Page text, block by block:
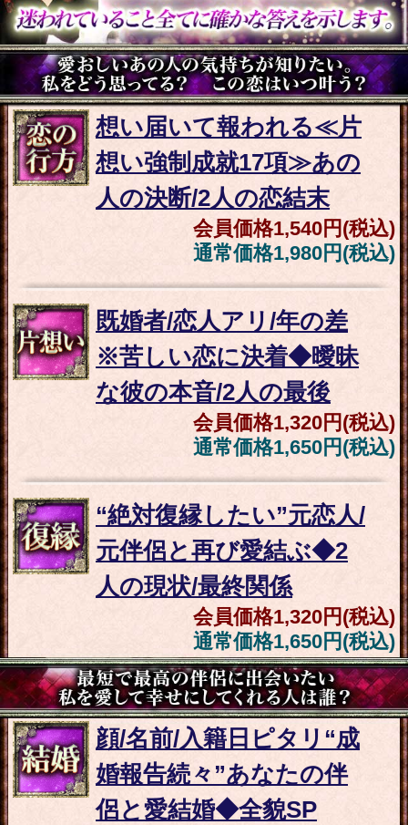
恋愛成就/交際叶う【2人
の恋絆繋ぐ両想い霊視30
項】2人の全宿縁/結末
通常価格3,740円(税込)
本音も秘密も欲望も≪あ
の人を全て知り尽くす20
項≫本命/願望/恋結論
2,200円(税込)
2,750円(税込)
不倫霊占≪本気の略奪愛
専門≫2人の愛縁結ぶ凄
霊視/葛藤/選択/3年後
会員価格2,310円(税込)
通常価格2,860円(税込)